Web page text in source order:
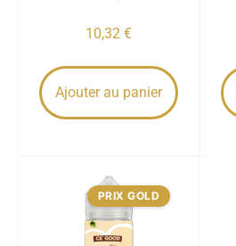
10,32 €
Ajouter au panier
PRIX GOLD